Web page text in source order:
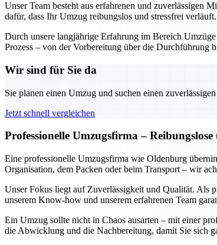
Unser Team besteht aus erfahrenen und zuverlässigen
dafür, dass Ihr Umzug reibungslos und stressfrei
Durch unsere langjährige Erfahrung im Bereich
Prozess – von der Vorbereitung über die
Wir sind für Sie da
Sie planen einen Umzug und suchen einen
Jetzt schnell vergleichen
Professionelle Umzugsfirma –
Eine professionelle Umzugsfirma wie Oldenburg
Organisation, dem Packen oder beim Transport – wir
Unser Fokus liegt auf Zuverlässigkeit und Qualität. Als
unserem Know-how und unserem erfahrenen Team
Ein Umzug sollte nicht in Chaos ausarten – mit einer
die Abwicklung und die Nachbereitung, damit Sie sich